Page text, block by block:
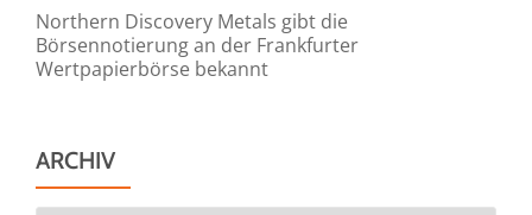
Northern Discovery Metals gibt die
Börsennotierung an der Frankfurter
Wertpapierbörse bekannt
ARCHIV